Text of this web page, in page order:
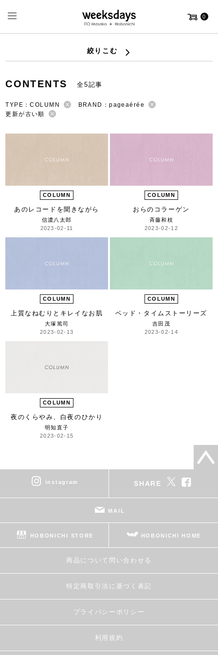
0
絞りこむ
CONTENTS 全5記事
TYPE：COLUMN
BRAND：pageaérée
更新が古い順
COLUMN
あのレコードを聞きながら
信濃八太郎
2023-02-11
COLUMN
おらのコラーゲン
斉藤和枝
2023-02-12
COLUMN
上質なねむりとキレイなお肌
大塚篤司
2023-02-13
COLUMN
ベッド・タイムストーリーズ
吉田茂
2023-02-14
COLUMN
夜のくらやみ、白夜のひかり
明知直子
2023-02-15
instagram SHARE
MAIL
HOBONICHI STORE HOBONICHI HOME
商品について問い合わせる
特定商取引法に基づく表記
プライバシーポリシー
利用規約